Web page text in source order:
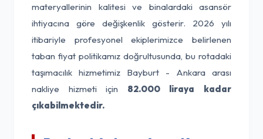
materyallerinin kalitesi ve binalardaki asansör
ihtiyacına göre değişkenlik gösterir. 2026 yılı
itibariyle profesyonel ekiplerimizce belirlenen
taban fiyat politikamız doğrultusunda, bu rotadaki
taşımacılık hizmetimiz Bayburt - Ankara arası
nakliye hizmeti için 82.000 liraya kadar
çıkabilmektedir.